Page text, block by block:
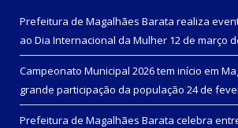
Prefeitura de Magalhães Barata realiza
ao Dia Internacional da Mulher 12 de março
Campeonato Municipal 2026 tem início em
grande participação da população 24 de
Prefeitura de Magalhães Barata celebra